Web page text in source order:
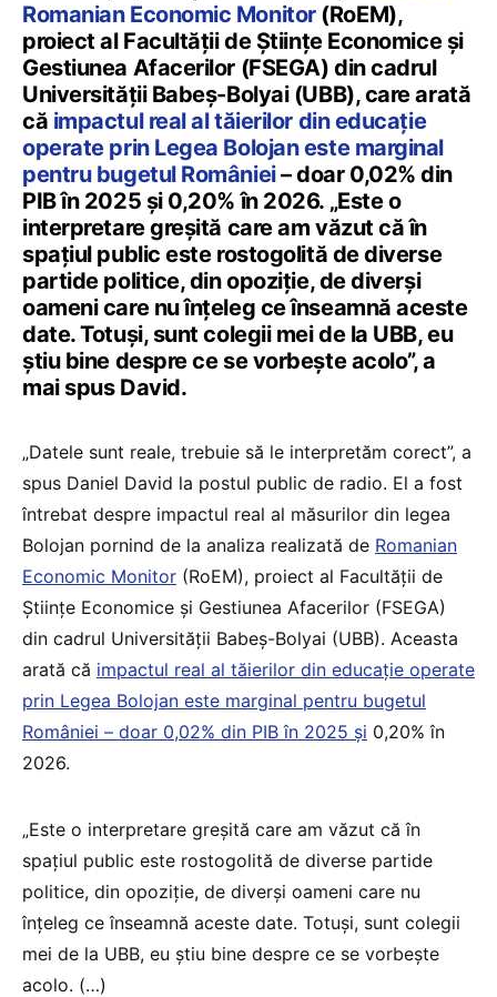
Romanian Economic Monitor(RoEM),
proiect al Facultății de Științe Economice și
Gestiunea Afacerilor (FSEGA) din cadrul
Universității Babeș-Bolyai (UBB), care arată
că impactul real al tăierilor din educație
operate prin Legea Bolojan este marginal
pentru bugetul României– doar 0,02% din
PIB în 2025 și 0,20% în 2026. „Este o
interpretare greșită care am văzut că în
spațiul public este rostogolită de diverse
partide politice, din opoziție, de diverși
oameni care nu înțeleg ce înseamnă aceste
date. Totuși, sunt colegii mei de la UBB, eu
știu bine despre ce se vorbește acolo”, a
mai spus David.
„Datele sunt reale, trebuie să le interpretăm corect”, a
spus Daniel David la postul public de radio. El a fost
întrebat despre impactul real al măsurilor din legea
Bolojan pornind de la analiza realizată de Romanian
Economic Monitor (RoEM), proiect al Facultății de
Științe Economice și Gestiunea Afacerilor (FSEGA)
din cadrul Universității Babeș-Bolyai (UBB). Aceasta
arată că impactul real al tăierilor din educație operate
prin Legea Bolojan este marginal pentru bugetul
României – doar 0,02% din PIB în 2025 și 0,20% în
2026.
„Este o interpretare greșită care am văzut că în
spațiul public este rostogolită de diverse partide
politice, din opoziție, de diverși oameni care nu
înțeleg ce înseamnă aceste date. Totuși, sunt colegii
mei de la UBB, eu știu bine despre ce se vorbește
acolo. (…)